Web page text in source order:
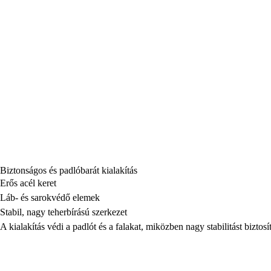
Biztonságos és padlóbarát kialakítás
Erős acél keret
Láb- és sarokvédő elemek
Stabil, nagy teherbírású szerkezet
A kialakítás védi a padlót és a falakat, miközben nagy stabilitást